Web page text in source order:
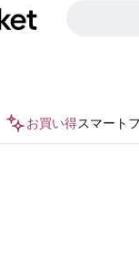
お買い得スマート